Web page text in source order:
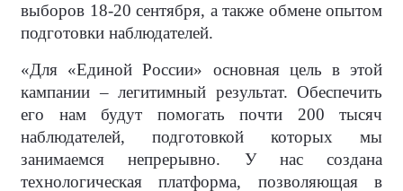
выборов 18-20 сентября, а также обмене опытом
подготовки наблюдателей.
«Для «Единой России» основная цель в этой
кампании – легитимный результат. Обеспечить
его нам будут помогать почти 200 тысяч
наблюдателей, подготовкой которых мы
занимаемся непрерывно. У нас создана
технологическая платформа, позволяющая в